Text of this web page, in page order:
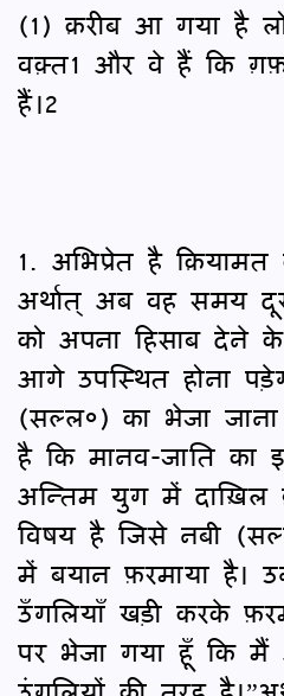
(1) क़रीब आ गया है
वक़्त1 और वे हैं कि
हैं।2
1. अभिप्रेत है क़ियामत
अर्थात् अब वह समय
को अपना हिसाब देने
आगे उपस्थित होना
(सल्ल०) का भेजा
है कि मानव-जाति का
अन्तिम युग में दाख़िल
विषय है जिसे नबी
में बयान फ़रमाया है।
उँगलियाँ खड़ी करके
पर भेजा गया हूँ कि मैं